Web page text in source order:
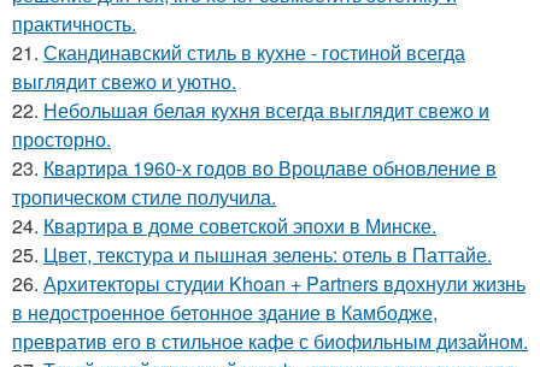
практичность.
21. Скандинавский стиль в кухне - гостиной всегда
выглядит свежо и уютно.
22. Небольшая белая кухня всегда выглядит свежо и
просторно.
23. Квартира 1960-х годов во Вроцлаве обновление в
тропическом стиле получила.
24. Квартира в доме советской эпохи в Минске.
25. Цвет, текстура и пышная зелень: отель в Паттайе.
26. Архитекторы студии Khoan + Partners вдохнули жизнь
в недостроенное бетонное здание в Камбодже,
превратив его в стильное кафе с биофильным дизайном.